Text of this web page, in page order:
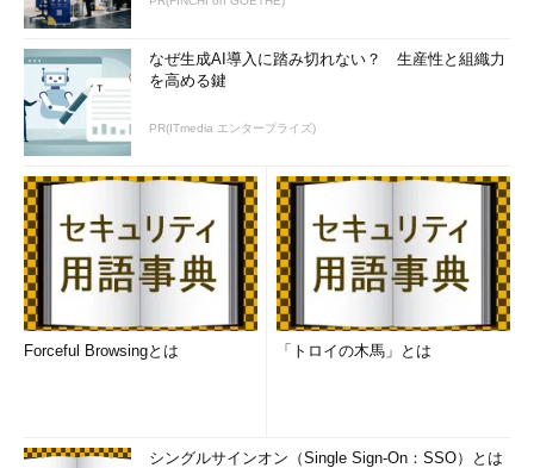
なぜ生成AI導入に踏み切れない？ 生産性と組織力
を高める鍵
PR(ITmedia エンタープライズ)
Forceful Browsingとは 「トロイの木馬」とは
シングルサインオン（Single Sign-On：SSO）とは